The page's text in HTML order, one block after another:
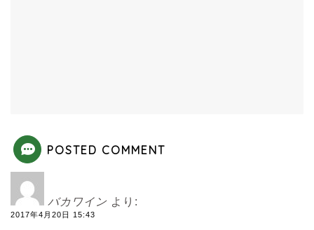
POSTED COMMENT
バカワイン より:
2017年4月20日 15:43